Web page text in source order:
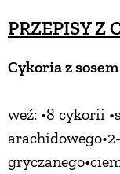
PRZEPISY Z
Cykoria z
weź: •8 cykorii